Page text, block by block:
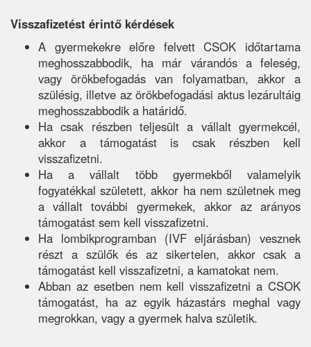
Visszafizetést érintő kérdések
A gyermekekre előre felvett CSOK időtartama
meghosszabbodik, ha már várandós a feleség,
vagy örökbefogadás van folyamatban, akkor a
szülésig, illetve az örökbefogadási aktus lezárultáig
meghosszabbodik a határidő.
Ha csak részben teljesült a vállalt gyermekcél,
akkor a támogatást is csak részben kell
visszafizetni.
Ha a vállalt több gyermekből valamelyik
fogyatékkal született, akkor ha nem születnek meg
a vállalt további gyermekek, akkor az arányos
támogatást sem kell visszafizetni.
Ha lombikprogramban (IVF eljárásban) vesznek
részt a szülők és az sikertelen, akkor csak a
támogatást kell visszafizetni, a kamatokat nem.
Abban az esetben nem kell visszafizetni a CSOK
támogatást, ha az egyik házastárs meghal vagy
megrokkan, vagy a gyermek halva születik.